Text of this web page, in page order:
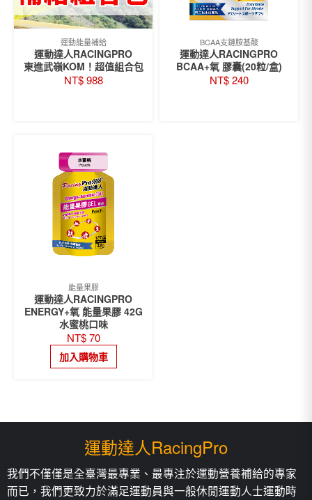
運動能量補給
運動達人RACINGPRO
東進武嶺KOM！超值組合包
NT$988
BCAA支鏈胺基酸
運動達人RACINGPRO
BCAA+氧 膠囊(20粒/盒)
NT$240
能量果膠
運動達人RACINGPRO
ENERGY+氧 能量果膠 42G
水蜜桃口味
NT$70
加入購物車
運動達人RacingPro
我們不僅僅是全臺灣最專業、最專注於運動營養補給的專家
而已，我們更致力於滿足運動員與一般休閒運動人士運動時